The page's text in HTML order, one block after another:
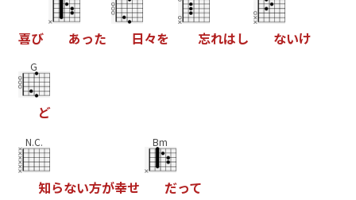
喜び あった 日々を 忘れはし ないけ
G
ど
N.C.
知らない方が幸せ
Bm
だって